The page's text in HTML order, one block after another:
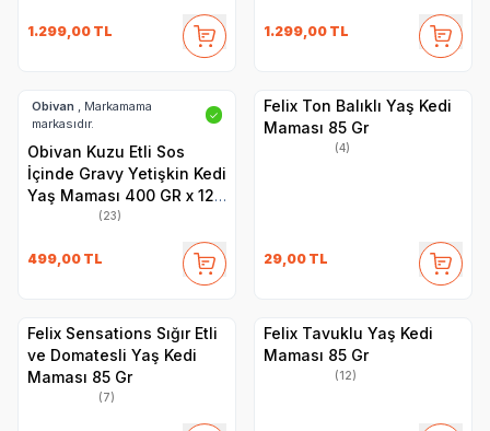
1.299,00 TL 1.299,00 TL
Obivan , Markamama
markasıdır.
✓
Obivan Kuzu Etli Sos
İçinde Gravy Yetişkin Kedi
Yaş Maması 400 GR x 12
(23)
499,00 TL
Felix Ton Balıklı Yaş Kedi
Maması 85 Gr
(4)
29,00 TL
Felix Sensations Sığır Etli
ve Domatesli Yaş Kedi
Maması 85 Gr
(7)
Felix Tavuklu Yaş Kedi
Maması 85 Gr
(12)